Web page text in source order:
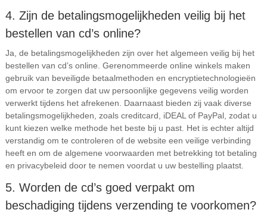
4. Zijn de betalingsmogelijkheden veilig bij het
bestellen van cd’s online?
Ja, de betalingsmogelijkheden zijn over het algemeen veilig bij het
bestellen van cd’s online. Gerenommeerde online winkels maken
gebruik van beveiligde betaalmethoden en encryptietechnologieën
om ervoor te zorgen dat uw persoonlijke gegevens veilig worden
verwerkt tijdens het afrekenen. Daarnaast bieden zij vaak diverse
betalingsmogelijkheden, zoals creditcard, iDEAL of PayPal, zodat u
kunt kiezen welke methode het beste bij u past. Het is echter altijd
verstandig om te controleren of de website een veilige verbinding
heeft en om de algemene voorwaarden met betrekking tot betaling
en privacybeleid door te nemen voordat u uw bestelling plaatst.
5. Worden de cd’s goed verpakt om
beschadiging tijdens verzending te voorkomen?